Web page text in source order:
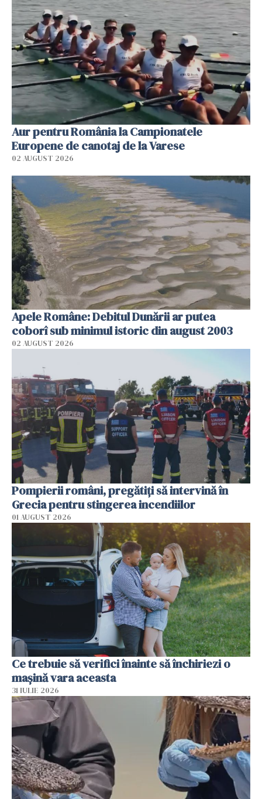
Aur pentru România la Campionatele
Europene de canotaj de la Varese
02 AUGUST 2026
Apele Române: Debitul Dunării ar putea
coborî sub minimul istoric din august 2003
02 AUGUST 2026
Pompierii români, pregătiţi să intervină în
Grecia pentru stingerea incendiilor
01 AUGUST 2026
Ce trebuie să verifici înainte să închiriezi o
mașină vara aceasta
31 IULIE 2026